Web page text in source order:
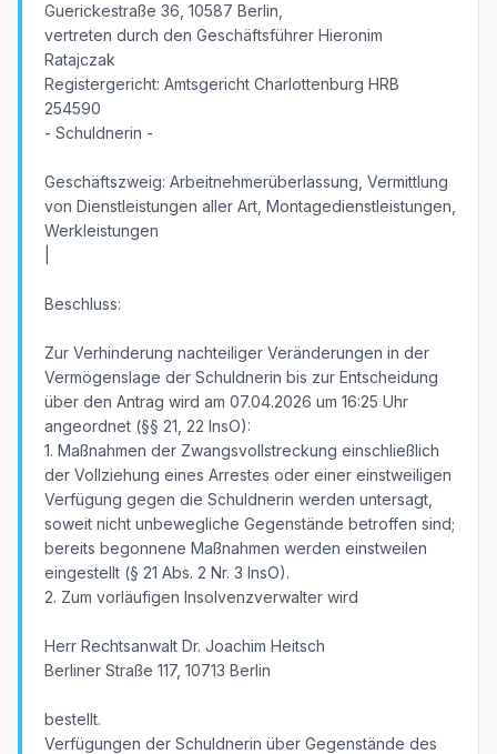
Guerickestraße 36, 10587 Berlin,
vertreten durch den Geschäftsführer Hieronim
Ratajczak
Registergericht: Amtsgericht Charlottenburg HRB
254590
- Schuldnerin -
Geschäftszweig: Arbeitnehmerüberlassung, Vermittlung
von Dienstleistungen aller Art, Montagedienstleistungen,
Werkleistungen
Beschluss:
Zur Verhinderung nachteiliger Veränderungen in der
Vermögenslage der Schuldnerin bis zur Entscheidung
über den Antrag wird am 07.04.2026 um 16:25 Uhr
angeordnet (§§ 21, 22 InsO):
1. Maßnahmen der Zwangsvollstreckung einschließlich
der Vollziehung eines Arrestes oder einer einstweiligen
Verfügung gegen die Schuldnerin werden untersagt,
soweit nicht unbewegliche Gegenstände betroffen sind;
bereits begonnene Maßnahmen werden einstweilen
eingestellt (§ 21 Abs. 2 Nr. 3 InsO).
2. Zum vorläufigen Insolvenzverwalter wird
Herr Rechtsanwalt Dr. Joachim Heitsch
Berliner Straße 117, 10713 Berlin
bestellt.
Verfügungen der Schuldnerin über Gegenstände des